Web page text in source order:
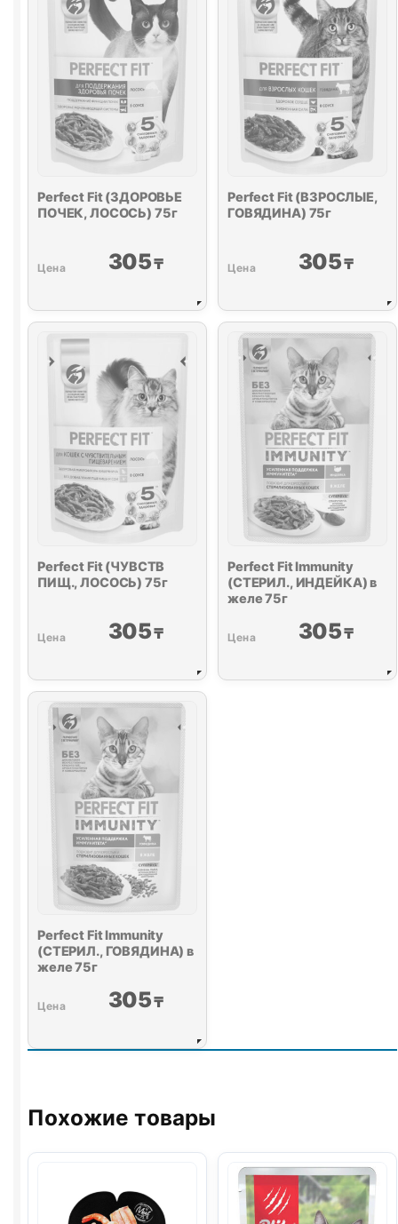
Perfect Fit (ЗДОРОВЬЕ
ПОЧЕК, ЛОСОСЬ) 75г
305₸
Perfect Fit (ВЗРОСЛЫЕ,
ГОВЯДИНА) 75г
305₸
Perfect Fit (ЧУВСТВ
ПИЩ., ЛОСОСЬ) 75г
305₸
Perfect Fit Immunity
(СТЕРИЛ., ИНДЕЙКА) в
желе 75г
305₸
Perfect Fit Immunity
(СТЕРИЛ., ГОВЯДИНА) в
желе 75г
305₸
Похожие товары